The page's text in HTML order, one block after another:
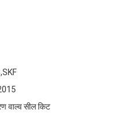
वाल्व सील किट